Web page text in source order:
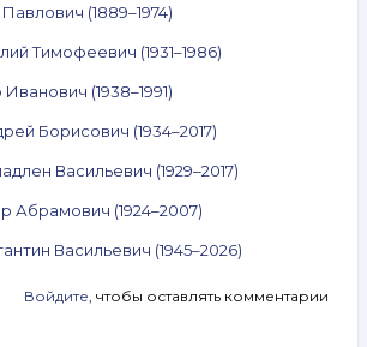
(1889–1974)
Тимофеевич (1931–1986)
(1938–1991)
Борисович (1934–2017)
Васильевич (1929–2017)
Абрамович (1924–2007)
Васильевич (1945–2026)
Войдите , чтобы оставлять комментарии